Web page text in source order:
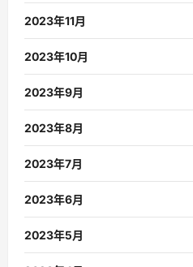
2023年11月
2023年10月
2023年9月
2023年8月
2023年7月
2023年6月
2023年5月